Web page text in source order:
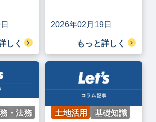
しく
2026年02月19日
もっと詳しく
・法務 土地活用 基礎知識